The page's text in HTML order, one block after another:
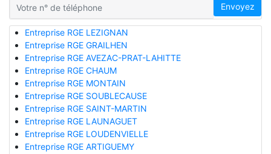
Envoyez
Entreprise RGE LEZIGNAN
Entreprise RGE GRAILHEN
Entreprise RGE AVEZAC-PRAT-LAHITTE
Entreprise RGE CHAUM
Entreprise RGE MONTAIN
Entreprise RGE SOUBLECAUSE
Entreprise RGE SAINT-MARTIN
Entreprise RGE LAUNAGUET
Entreprise RGE LOUDENVIELLE
Entreprise RGE ARTIGUEMY